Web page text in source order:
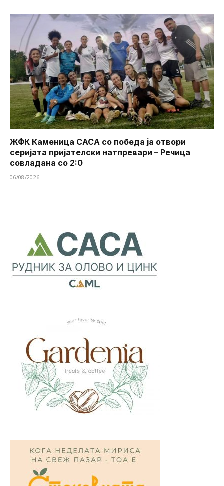
ЖФК Каменица САСА со победа ја отвори
серијата пријателски натпревари – Речица
совладана со 2:0
06/08/2026